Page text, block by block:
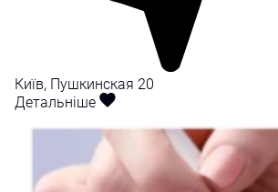
Київ, Пушкинская 20
Детальніше